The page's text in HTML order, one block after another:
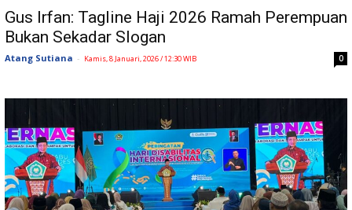
Gus Irfan: Tagline Haji 2026 Ramah Perempuan
Bukan Sekadar Slogan
Atang Sutiana - Kamis, 8 Januari, 2026 / 12:30 WIB 0